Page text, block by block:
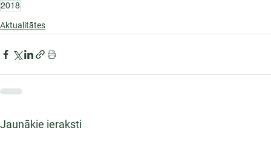
2018
Aktualitātes
Jaunākie ieraksti